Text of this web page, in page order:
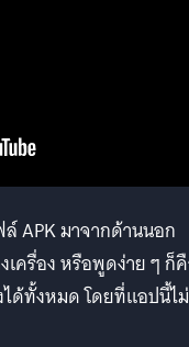
APK มาจากด้านนอก
เครื่อง หรือพูดง่าย ๆ ก็
ได้ทั้งหมด โดยที่แอปนี้ไม่